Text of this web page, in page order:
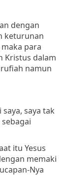
dengan
keturunan
para
Kristus dalam
namun
saya tak
itu Yesus
memaki
Nya